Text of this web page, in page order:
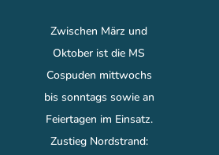
Zwischen März und
Oktober ist die MS
Cospuden mittwochs
bis sonntags sowie an
Feiertagen im Einsatz.
Zustieg Nordstrand: